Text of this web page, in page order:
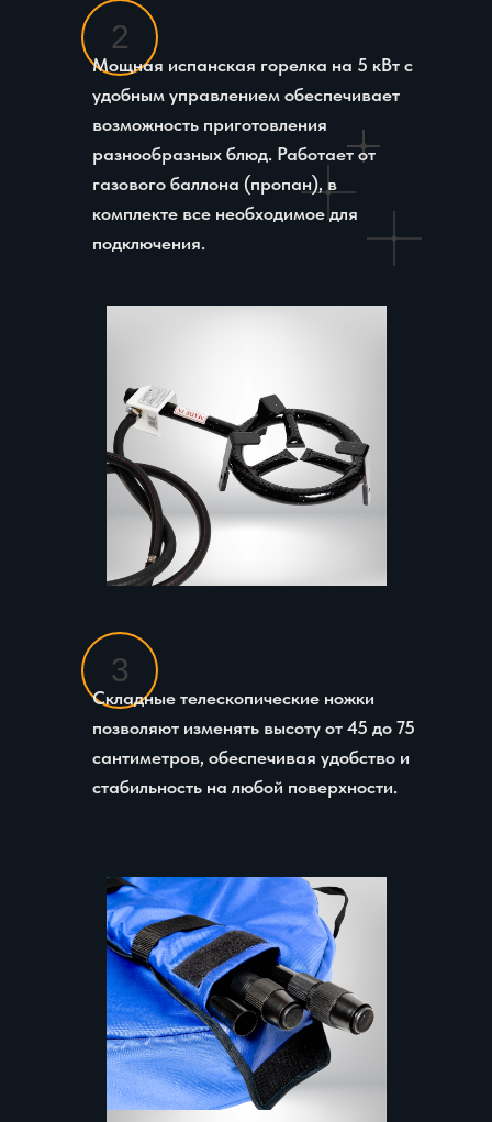
2
3
Мощная испанская горелка на 5 кВт с
удобным управлением обеспечивает
возможность приготовления
разнообразных блюд. Работает от
газового баллона (пропан), в
комплекте все необходимое для
подключения.
Складные телескопические ножки
позволяют изменять высоту от 45 до 75
сантиметров, обеспечивая удобство и
стабильность на любой поверхности.